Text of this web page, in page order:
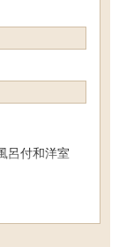
呂付和洋室
ー12.96平